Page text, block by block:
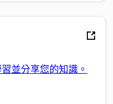
並分享您的知識。